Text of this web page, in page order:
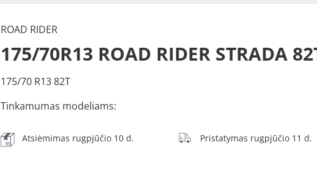
ROAD RIDER
175/70R13 ROAD RIDER STRADA
175/70 R13 82T
Tinkamumas modeliams:
Atsiėmimas rugpjūčio 10 d. Pristatymas rugpjūčio 11 d.